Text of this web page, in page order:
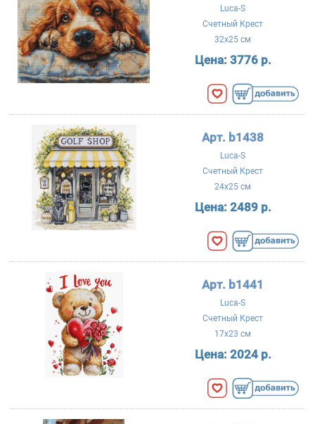
Luca-S
Счетный Крест
32x25 см
Цена: 3776 р.
Арт. b1438
Luca-S
Счетный Крест
24x25 см
Цена: 2489 р.
Арт. b1441
Luca-S
Счетный Крест
17x23 см
Цена: 2024 р.